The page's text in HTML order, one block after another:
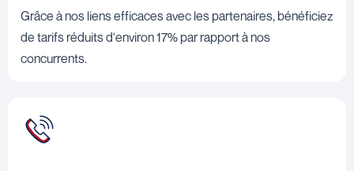
Grâce à nos liens efficaces avec les partenaires, bénéficiez
de tarifs réduits d'environ 17% par rapport à nos
concurrents.